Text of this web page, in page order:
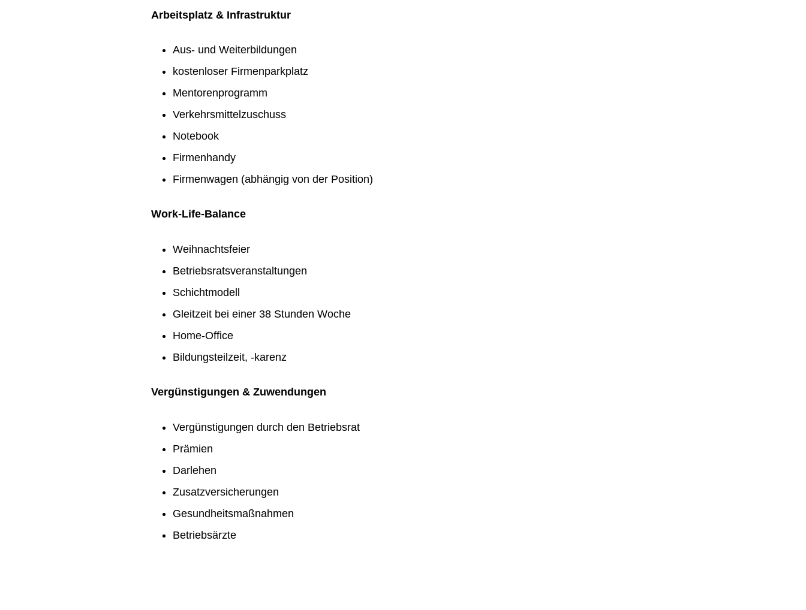
Arbeitsplatz & Infrastruktur
Aus- und Weiterbildungen
kostenloser Firmenparkplatz
Mentorenprogramm
Verkehrsmittelzuschuss
Notebook
Firmenhandy
Firmenwagen (abhängig von der Position)
Work-Life-Balance
Weihnachtsfeier
Betriebsratsveranstaltungen
Schichtmodell
Gleitzeit bei einer 38 Stunden Woche
Home-Office
Bildungsteilzeit, -karenz
Vergünstigungen & Zuwendungen
Vergünstigungen durch den Betriebsrat
Prämien
Darlehen
Zusatzversicherungen
Gesundheitsmaßnahmen
Betriebsärzte